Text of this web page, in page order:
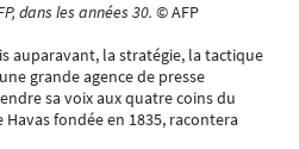
dans les années 30. © AFP
auparavant, la stratégie, la tactique
grande agence de presse
sa voix aux quatre coins du
fondée en 1835, racontera